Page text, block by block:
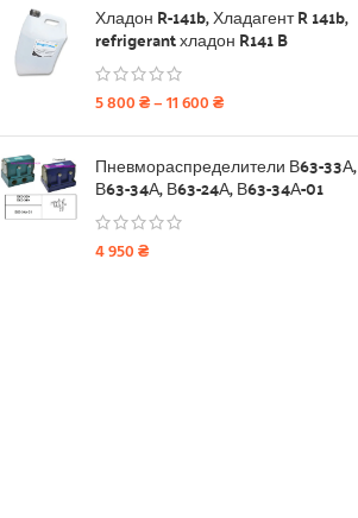
Хладон R-141b, Хладагент R 141b,
refrigerant хладон R141 B
5 800₴–11 600₴
Пневмораспределители В63-33А,
В63-34А, В63-24А, В63-34А-01
4 950₴